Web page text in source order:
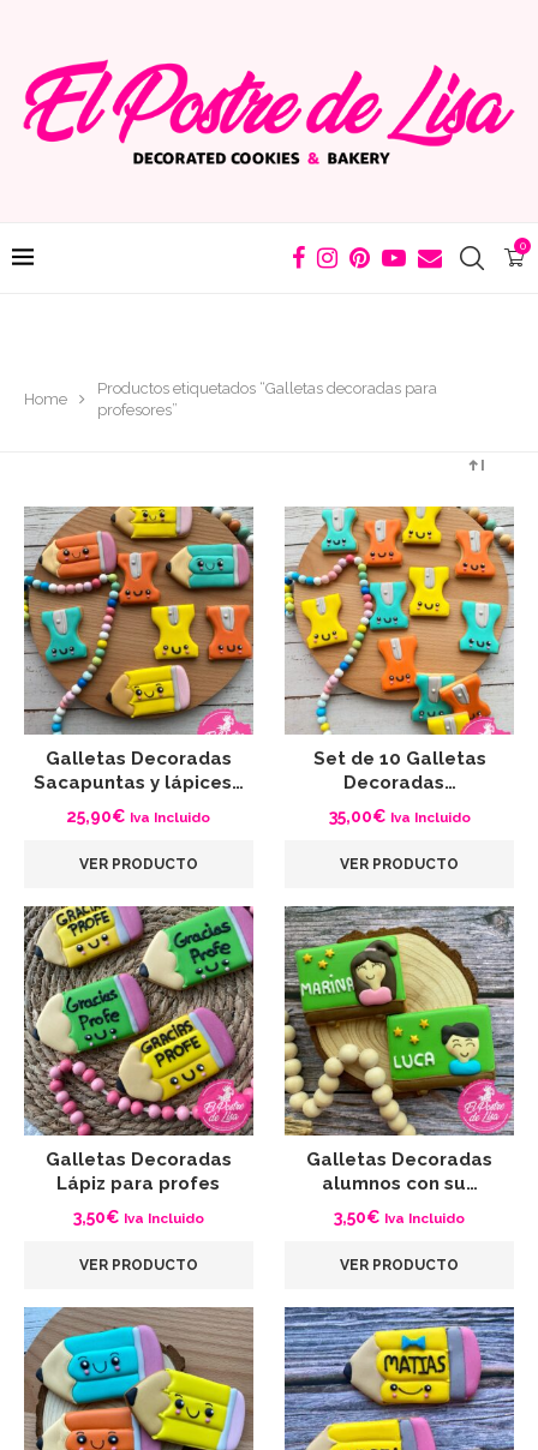
0
Home
Productos etiquetados “Galletas decoradas para
profesores”
Galletas Decoradas
Sacapuntas y lápices…
25,90€ Iva Incluido
VER PRODUCTO
Set de 10 Galletas
Decoradas…
35,00€ Iva Incluido
VER PRODUCTO
Galletas Decoradas
Lápiz para profes
3,50€ Iva Incluido
VER PRODUCTO
Galletas Decoradas
alumnos con su…
3,50€ Iva Incluido
VER PRODUCTO